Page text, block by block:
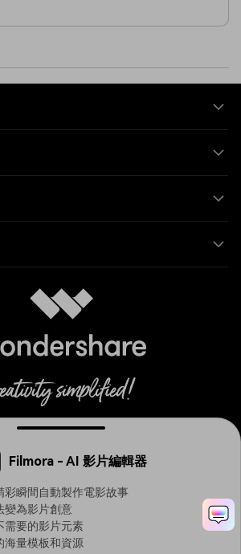
權 Cookie 偏好設定
Traditional - 繁體中文
Filmora - AI 影片編輯器
彩瞬間自動製作電影故事
變為影片創意
需要的影片元素
海量模板和資源